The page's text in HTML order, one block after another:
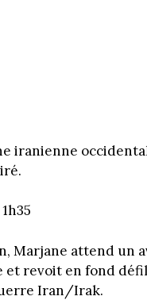
iranienne
Marjane attend un
et revoit en fond
Iran/Irak.